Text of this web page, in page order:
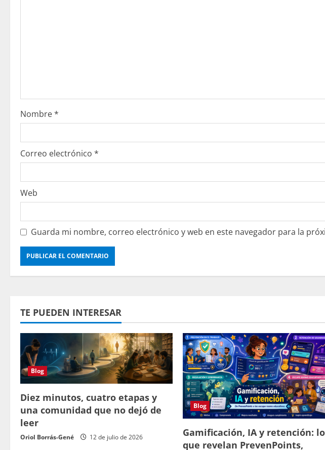
o
Nombre*
Correo electrónico *
Web
Guarda mi nombre, correo electrónico y web en este navegador para la
TE PUEDEN INTERESAR
Blog
Diez minutos, cuatro etapas y
una comunidad que no dejó de
leer
Oriol Borrás-Gené 12 de julio de 2026
Blog
Gamificación, IA y retención: lo
que revelan PrevenPoints,